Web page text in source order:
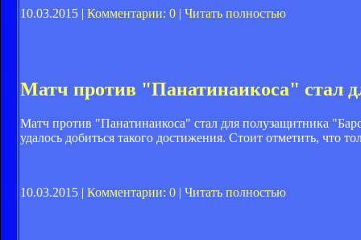
10.03.2015 | Комментарии: 0 | Читать полностью
Матч против "Панатинаикоса" стал
Матч против "Панатинаикоса" стал для полузащитника
удалось добиться такого достижения. Стоит отметить, что
10.03.2015 | Комментарии: 0 | Читать полностью